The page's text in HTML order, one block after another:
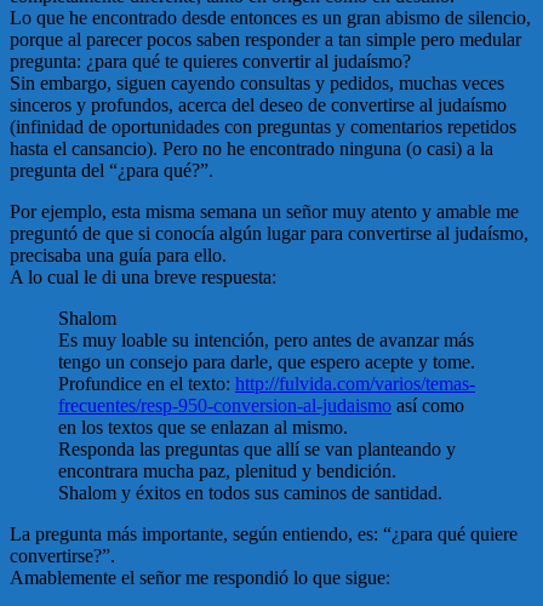
Lo que he encontrado desde entonces es un gran abismo de silencio,
porque al parecer pocos saben responder a tan simple pero medular
pregunta: ¿para qué te quieres convertir al judaísmo?
Sin embargo, siguen cayendo consultas y pedidos, muchas veces
sinceros y profundos, acerca del deseo de convertirse al judaísmo
(infinidad de oportunidades con preguntas y comentarios repetidos
hasta el cansancio). Pero no he encontrado ninguna (o casi) a la
pregunta del “¿para qué?”.
Por ejemplo, esta misma semana un señor muy atento y amable me
preguntó de que si conocía algún lugar para convertirse al judaísmo,
precisaba una guía para ello.
A lo cual le di una breve respuesta:
Shalom
Es muy loable su intención, pero antes de avanzar más
tengo un consejo para darle, que espero acepte y tome.
Profundice en el texto: http://fulvida.com/varios/temas-
frecuentes/resp-950-conversion-al-judaismo así como
en los textos que se enlazan al mismo.
Responda las preguntas que allí se van planteando y
encontrara mucha paz, plenitud y bendición.
Shalom y éxitos en todos sus caminos de santidad.
La pregunta más importante, según entiendo, es: “¿para qué quiere
convertirse?”.
Amablemente el señor me respondió lo que sigue: